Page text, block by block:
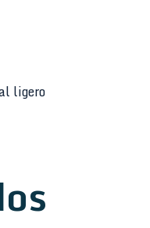
ligero